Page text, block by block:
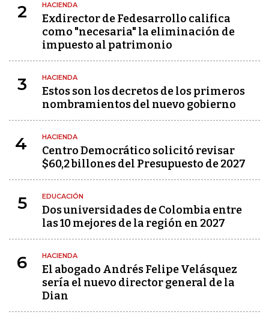
2 HACIENDA
Exdirector de Fedesarrollo califica
como "necesaria" la eliminación de
impuesto al patrimonio
3 HACIENDA
Estos son los decretos de los primeros
nombramientos del nuevo gobierno
4 HACIENDA
Centro Democrático solicitó revisar
$60,2 billones del Presupuesto de 2027
5 EDUCACIÓN
Dos universidades de Colombia entre
las 10 mejores de la región en 2027
6 HACIENDA
El abogado Andrés Felipe Velásquez
sería el nuevo director general de la
Dian